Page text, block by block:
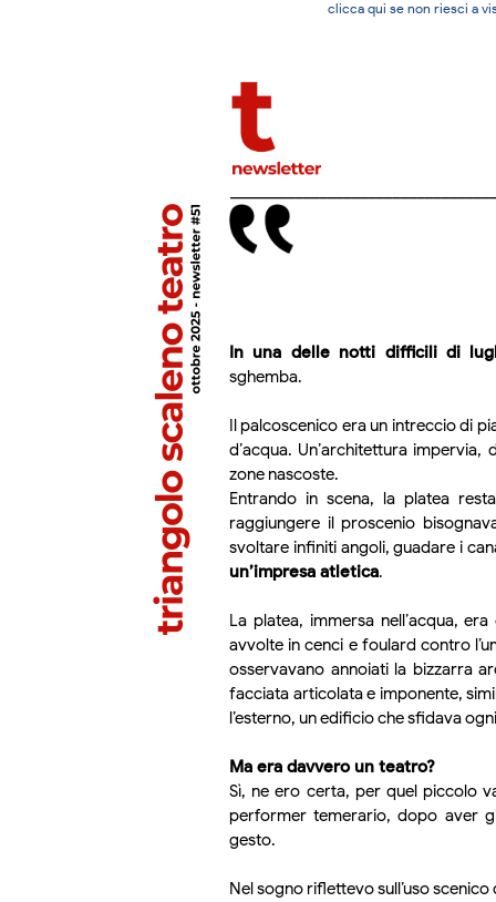
clicca qui se non riesci a
In una delle notti difficili di
sghemba.
Il palcoscenico era un intreccio di
d’acqua. Un’architettura
zone nascoste.
Entrando in scena, la platea
raggiungere il proscenio
svoltare infiniti angoli, guadare i
un’impresa atletica.
La platea, immersa nell’acqua,
avvolte in cenci e foulard contro
osservavano annoiati la bizzarra
facciata articolata e imponente,
l’esterno, un edificio che sfidava
Ma era davvero un teatro?
Sì, ne ero certa, per quel piccolo
performer temerario, dopo aver
gesto.
Nel sogno riflettevo sull’uso